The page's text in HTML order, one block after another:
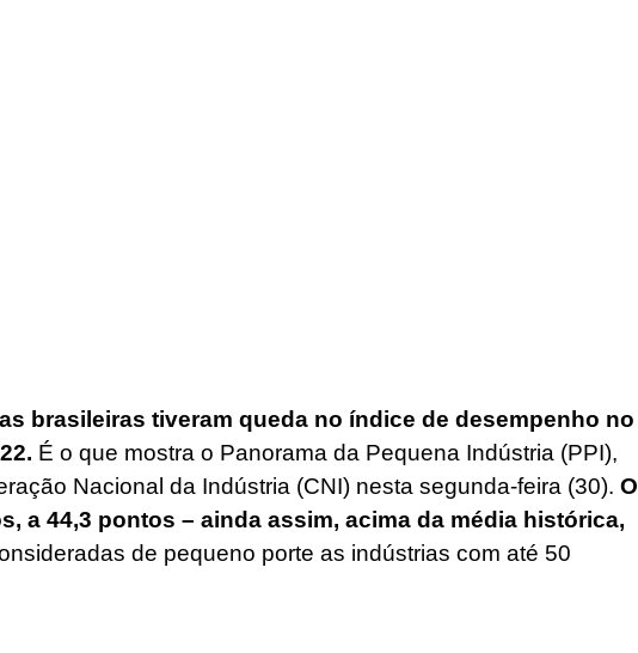
brasileiras tiveram queda no índice de desempenho no
. É o que mostra o Panorama da Pequena Indústria (PPI),
Nacional da Indústria (CNI) nesta segunda-feira (30). O
a 44,3 pontos – ainda assim, acima da média histórica,
de pequeno porte as indústrias com até 50